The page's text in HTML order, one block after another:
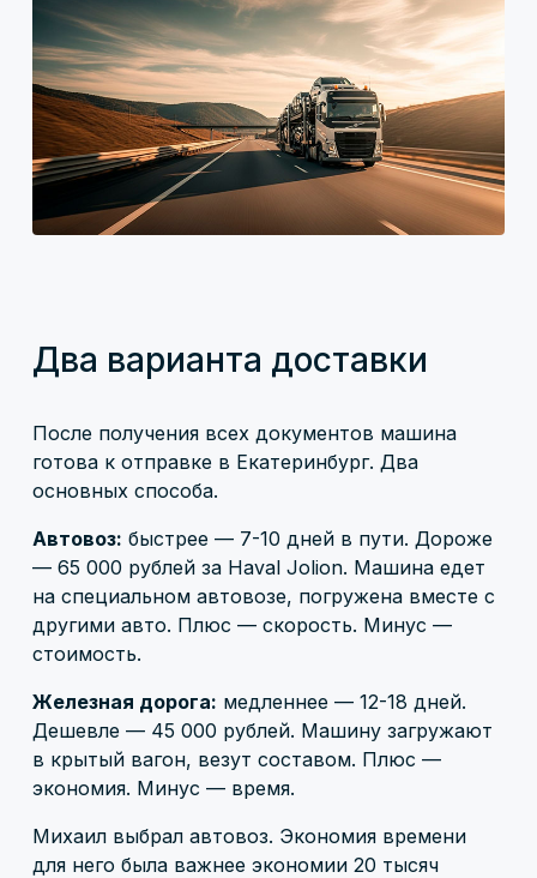
Два варианта доставки
После получения всех документов машина
готова к отправке в Екатеринбург. Два
основных способа.
Автовоз: быстрее — 7-10 дней в пути. Дороже
— 65 000 рублей за Haval Jolion. Машина едет
на специальном автовозе, погружена вместе с
другими авто. Плюс — скорость. Минус —
стоимость.
Железная дорога: медленнее — 12-18 дней.
Дешевле — 45 000 рублей. Машину загружают
в крытый вагон, везут составом. Плюс —
экономия. Минус — время.
Михаил выбрал автовоз. Экономия времени
для него была важнее экономии 20 тысяч